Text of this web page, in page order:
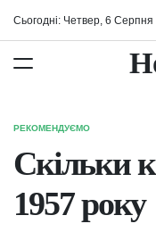
Сьогодні: Четвер, 6 Серпня
ОПУБЛІКУВАТИ
РЕКОМЕНДУЄМО
Скільки
1957 року